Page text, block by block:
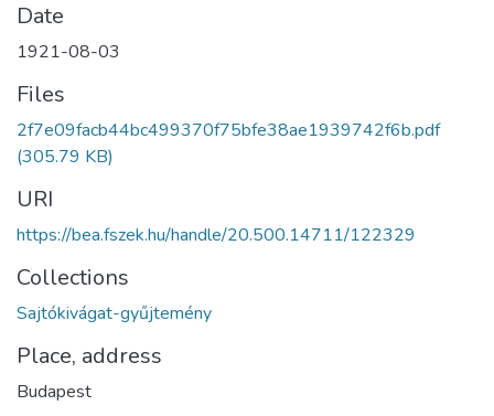
Date
1921-08-03
Files
2f7e09facb44bc499370f75bfe38ae1939742f6b.pdf
(305.79 KB)
URI
https://bea.fszek.hu/handle/20.500.14711/122329
Collections
Sajtókivágat-gyűjtemény
Place, address
Budapest